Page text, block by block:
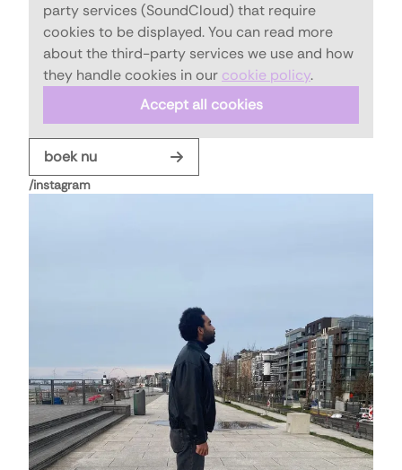
party services (SoundCloud) that require
cookies to be displayed. You can read more
about the third-party services we use and how
they handle cookies in our cookie policy.
Accept all cookies
boek nu
/instagram